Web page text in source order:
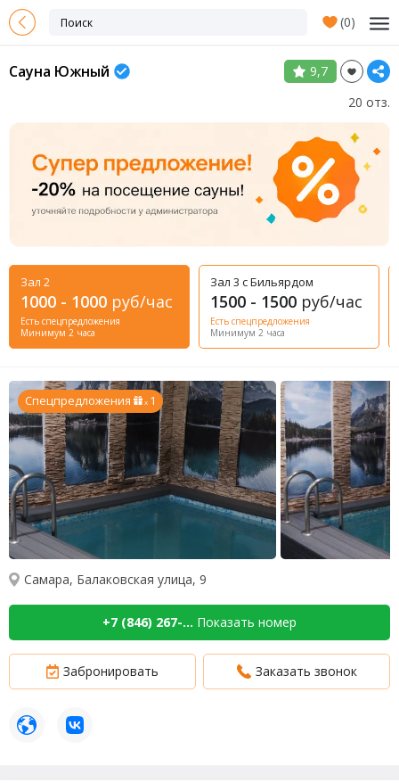
(0)
Сауна Южный
9,7
20 отз.
Зал 2
1000 - 1000 руб/час
Есть спецпредложения
Минимум 2 часа
Зал 3 с Бильярдом
1500 - 1500 руб/час
Есть спецпредложения
Минимум 2 часа
Спецпредложения x 1
Самара, Балаковская улица, 9
+7 (846) 267-... Показать номер
Забронировать Заказать звонок